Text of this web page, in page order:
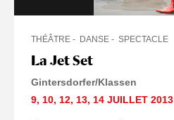
La Jet Set
THÉÂTRE DANSE SPECTACLE
Gintersdorfer/Klassen
9, 10, 12, 13, 14 JUILLET 2013